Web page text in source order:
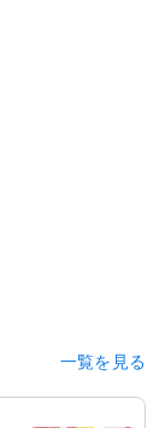
イン業務。
イトのUIデ
ザイン。
、動画素材
し、2023
中）
一覧を見る